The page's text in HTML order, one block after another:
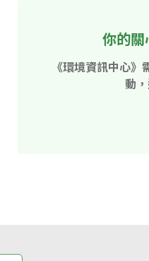
你的
《環境資訊中心
動